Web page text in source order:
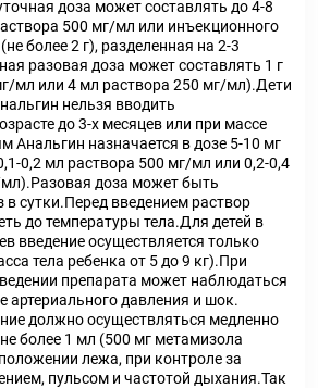
доза может составлять до 4-8
500 мг/мл или инъекционного
более 2 г), разделенная на 2-3
разовая доза может составлять 1 г
мл или 4 мл раствора 250 мг/мл).Дети
нельзя вводить
до 3-х месяцев или при массе
Анальгин назначается в дозе 5-10 мг
0,2 мл раствора 500 мг/мл или 0,2-0,4
доза может быть
в сутки.Перед введением раствор
до температуры тела.Для детей в
введение осуществляется только
тела ребенка от 5 до 9 кг).При
препарата может наблюдаться
артериального давления и шок.
должно осуществляться медленно
более 1 мл (500 мг метамизола
лежа, при контроле за
пульсом и частотой дыхания.Так